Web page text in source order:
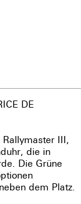
DE
III,
die in
Die Grüne
dem Platz.